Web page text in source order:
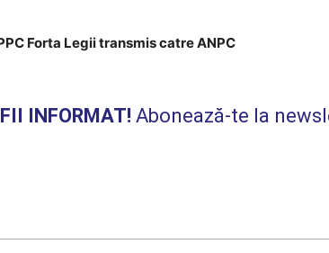
Forta Legii transmis catre ANPC
FII INFORMAT! Abonează-te la